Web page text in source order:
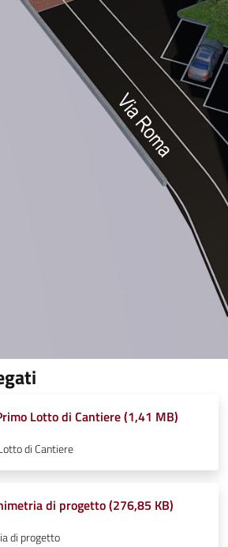
Lotto di Cantiere (1,41 MB)
di Cantiere
di progetto (276,85 KB)
di progetto